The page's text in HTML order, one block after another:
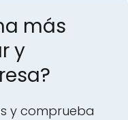
más
y
y comprueba